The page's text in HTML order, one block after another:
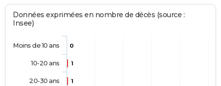
Données exprimées en nombre de décès (source :
Insee)
0
1
1
Moins de 10 ans
10-20 ans
20-30 ans